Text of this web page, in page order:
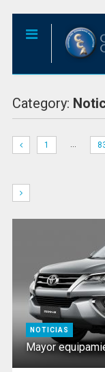
Category:
1 …
NOTICIAS
Mayor